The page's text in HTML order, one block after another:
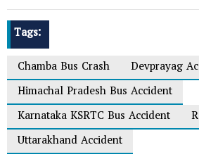
Tags:
Chamba Bus Crash
Devprayag
Himachal Pradesh Bus Accident
Karnataka KSRTC Bus Accident
Uttarakhand Accident